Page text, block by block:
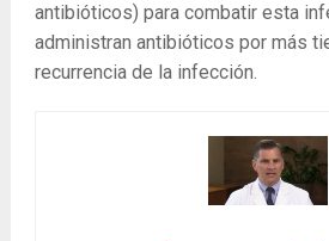
antibióticos) para combatir esta
administran antibióticos por más
recurrencia de la infección.